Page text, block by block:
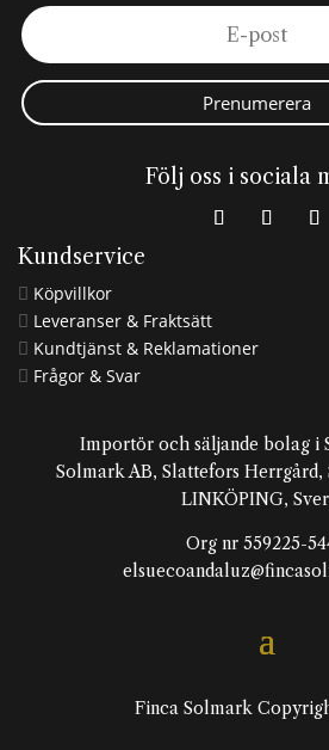
Prenumerera
Följ oss i sociala
Kundservice
 Köpvillkor
 Leveranser & Fraktsätt
 Kundtjänst & Reklamationer
 Frågor & Svar
Importör och säljande bolag i
Solmark AB, Slattefors Herrgård,
LINKÖPING,
Org nr 559225-
Finca Solmark